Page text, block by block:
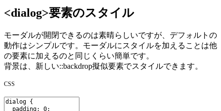
<dialog>要素のスタイル
モーダルが開閉できるのは素晴らしいですが、デフォルトの
動作はシンプルです。モーダルにスタイルを加えることは他
の要素に加えるのと同じくらい簡単です。
背景は、新しい::backdrop擬似要素でスタイルできます。
CSS